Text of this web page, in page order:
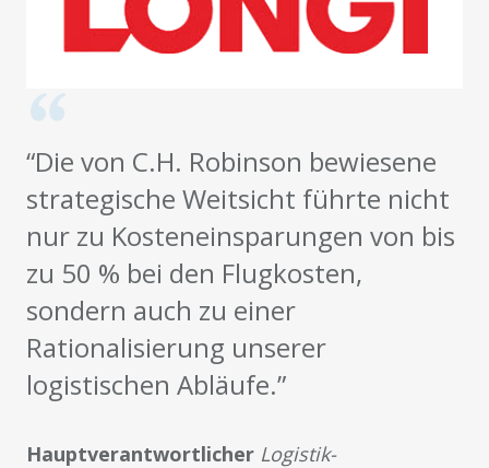
“Die von C.H. Robinson bewiesene
strategische Weitsicht führte nicht
nur zu Kosteneinsparungen von bis
zu 50 % bei den Flugkosten,
sondern auch zu einer
Rationalisierung unserer
logistischen Abläufe.”
Hauptverantwortlicher Logistik-